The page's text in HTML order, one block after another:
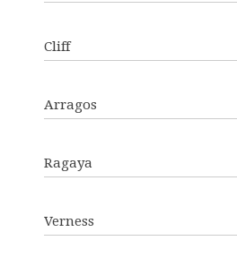
Cliff
Arragos
Ragaya
Verness